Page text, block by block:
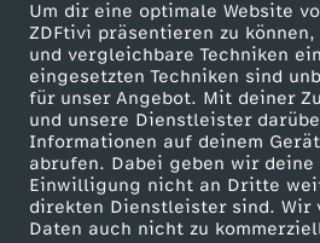
Um dir eine optimale Website
ZDFtivi präsentieren zu
und vergleichbare Techniken
eingesetzten Techniken sind
für unser Angebot. Mit deiner
und unsere Dienstleister
Informationen auf deinem
abrufen. Dabei geben wir deine
Einwilligung nicht an Dritte
direkten Dienstleister sind. Wir
Daten auch nicht zu
Mehr ZDF
ZDF-Apps
Smart TV
ZDFtext